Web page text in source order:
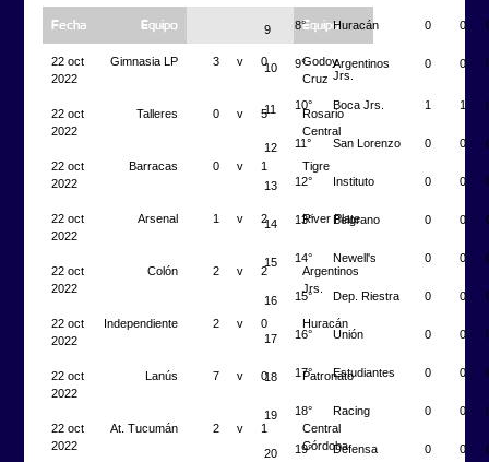
Fecha Equipo Equipo
22 oct
2022
Gimnasia LP 3 v 0
Godoy
Cruz
22 oct
2022
Talleres 0 v 5
Rosario
Central
22 oct
2022
Barracas 0 v 1 Tigre
22 oct
2022
Arsenal 1 v 2 River Plate
22 oct
2022
Colón 2 v 2
Argentinos
Jrs.
22 oct
2022
Independiente 2 v 0 Huracán
22 oct
2022
Lanús 7 v 0 Patronato
22 oct
2022
At. Tucumán 2 v 1
Central
Córdoba
9 8° Huracán 0 0
10 9°
Argentinos
Jrs.
0 0
11 10° Boca Jrs. 1 1
12 11° San Lorenzo 0 0
13 12° Instituto 0 0
14 13° Belgrano 0 0
15 14° Newell's 0 0
16 15° Dep. Riestra 0 0
17 16° Unión 0 0
18 17° Estudiantes 0 0
19 18° Racing 0 0
20 19° Defensa 0 0